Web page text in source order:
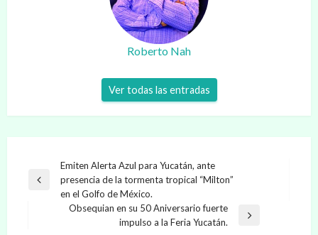
Roberto Nah
Ver todas las entradas
Navegación
de
entradas
Entrada
Emiten Alerta Azul para Yucatán, ante
presencia de la tormenta tropical “Milton”
en el Golfo de México.
Obsequian en su 50 Aniversario fuerte
impulso a la Feria Yucatán.